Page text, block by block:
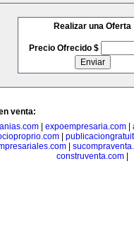
Realizar una Oferta
Precio Ofrecido $
venta:
| expoempresaria.com|
|
construventa.com